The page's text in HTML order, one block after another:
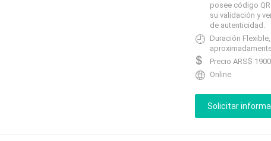
posee código
su validación y
de autenticidad.
Duración Flexible,
Precio ARS$
Online